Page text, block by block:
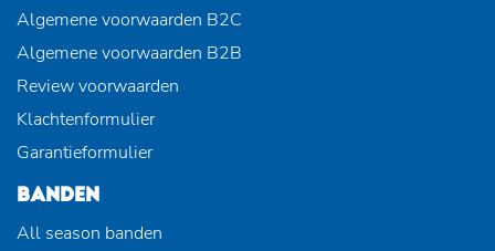
Algemene voorwaarden B2C
Algemene voorwaarden B2B
Review voorwaarden
Klachtenformulier
Garantieformulier
BANDEN
All season banden